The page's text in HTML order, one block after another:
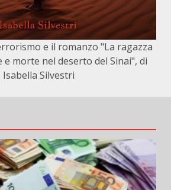
e il romanzo "La ragazza
e morte nel deserto del Sinai", di
Isabella Silvestri